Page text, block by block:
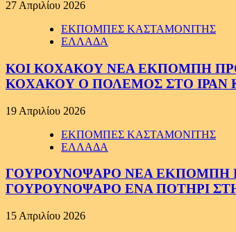
27 Απριλίου 2026
ΕΚΠΟΜΠΕΣ ΚΑΣΤΑΜΟΝΙΤΗΣ
ΕΛΛΑΔΑ
ΚΟΙ ΚΟΧΑΚΟΥ ΝΕΑ ΕΚΠΟΜΠΗ
ΚΟΧΑΚΟΥ Ο ΠΟΛΕΜΟΣ ΣΤΟ ΙΡΑΝ
19 Απριλίου 2026
ΕΚΠΟΜΠΕΣ ΚΑΣΤΑΜΟΝΙΤΗΣ
ΕΛΛΑΔΑ
ΓΟΥΡΟΥΝΟΨΑΡΟ ΝΕΑ ΕΚΠΟΜΠΗ
ΓΟΥΡΟΥΝΟΨΑΡΟ ΕΝΑ ΠΟΤΗΡΙ
15 Απριλίου 2026